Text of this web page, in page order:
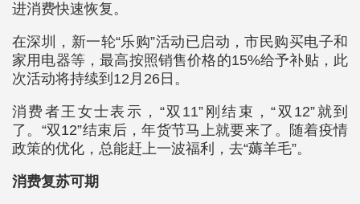
进消费快速恢复。
在深圳，新一轮“乐购”活动已启动，市民购买电子和
家用电器等，最高按照销售价格的15%给予补贴，此
次活动将持续到12月26日。
消费者王女士表示，“双11”刚结束，“双12”就到
了。“双12”结束后，年货节马上就要来了。随着疫情
政策的优化，总能赶上一波福利，去“薅羊毛”。
消费复苏可期